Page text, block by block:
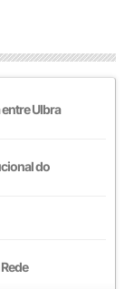
Ulbra
do